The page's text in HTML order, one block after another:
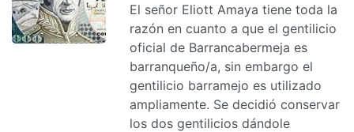
El señor Eliott Amaya tiene toda la
razón en cuanto a que el gentilicio
oficial de Barrancabermeja es
barranqueño/a, sin embargo el
gentilicio barramejo es utilizado
ampliamente. Se decidió conservar
los dos gentilicios dándole